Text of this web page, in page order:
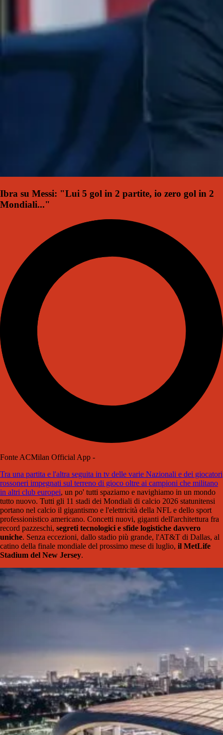
Ibra su Messi: "Lui 5 gol in 2 partite, io zero gol in 2
Mondiali..."
Fonte ACMilan Official App -
Tra una partita e l'altra seguita in tv delle varie Nazionali e dei giocatori
rossoneri impegnati sul terreno di gioco oltre ai campioni che militano
in altri club europei, un po' tutti spaziamo e navighiamo in un mondo
tutto nuovo. Tutti gli 11 stadi dei Mondiali di calcio 2026 statunitensi
portano nel calcio il gigantismo e l'elettricità della NFL e dello sport
professionistico americano. Concetti nuovi, giganti dell'architettura fra
record pazzeschi, segreti tecnologici e sfide logistiche davvero
uniche. Senza eccezioni, dallo stadio più grande, l'AT&T di Dallas, al
catino della finale mondiale del prossimo mese di luglio, il MetLife
Stadium del New Jersey.